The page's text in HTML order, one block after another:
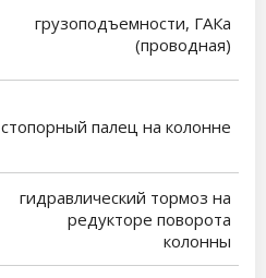
грузоподъемности, ГАКа
(проводная)
стопорный палец на колонне
гидравлический тормоз на
редукторе поворота
колонны